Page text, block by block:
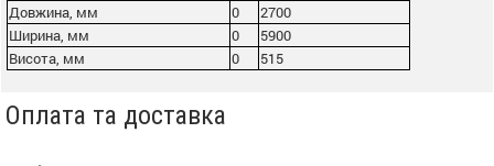
Довжина, мм
0
2700
Ширина, мм
0
5900
Висота, мм
0 515
Оплата та доставка